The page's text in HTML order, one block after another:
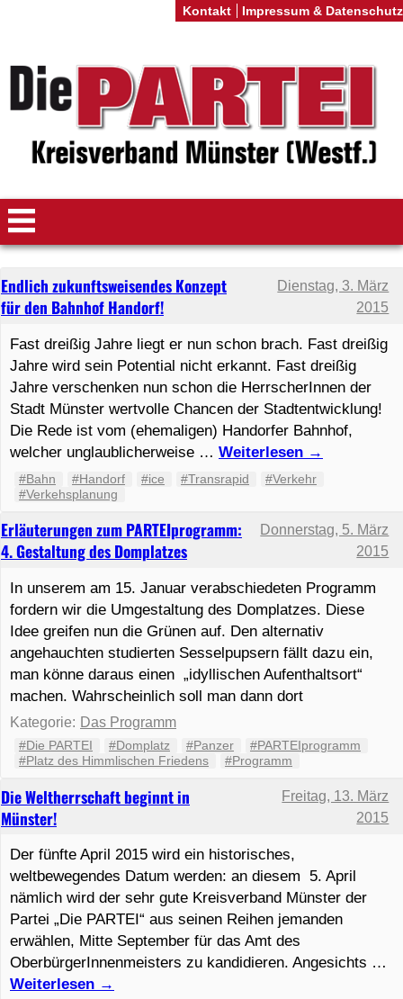
Die Weltherrschaft beginnt in
Münster!
Freitag, 13. März
2015
Der fünfte April 2015 wird ein historisches,
weltbewegendes Datum werden: an diesem 5. April
nämlich wird der sehr gute Kreisverband Münster der
Partei „Die PARTEI“ aus seinen Reihen jemanden
erwählen, Mitte September für das Amt des
OberbürgerInnenmeisters zu kandidieren. Angesichts …
Weiterlesen →
Erläuterungen zum PARTEIprogramm:
4. Gestaltung des Domplatzes
Donnerstag, 5. März
2015
In unserem am 15. Januar verabschiedeten Programm
fordern wir die Umgestaltung des Domplatzes. Diese
Idee greifen nun die Grünen auf. Den alternativ
angehauchten studierten Sesselpupsern fällt dazu ein,
man könne daraus einen „idyllischen Aufenthaltsort“
machen. Wahrscheinlich soll man dann dort
Kategorie: Das Programm
#Die PARTEI #Domplatz #Panzer
#PARTEIprogramm
#Platz des Himmlischen Friedens
#Programm
Endlich zukunftsweisendes Konzept
für den Bahnhof Handorf!
Dienstag, 3. März
2015
Fast dreißig Jahre liegt er nun schon brach. Fast dreißig
Jahre wird sein Potential nicht erkannt. Fast dreißig
Jahre verschenken nun schon die HerrscherInnen der
Stadt Münster wertvolle Chancen der Stadtentwicklung!
Die Rede ist vom (ehemaligen) Handorfer Bahnhof,
welcher unglaublicherweise … Weiterlesen →
#Bahn #Handorf #ice #Transrapid
#Verkehr
#Verkehsplanung
Kontakt Impressum & Datenschutz